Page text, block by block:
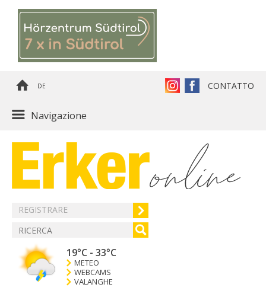
DE CONTATTO
Navigazione
REGISTRARE
19°C - 33°C
METEO
WEBCAMS
VALANGHE